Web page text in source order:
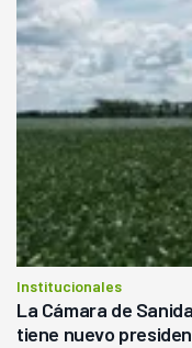
Institucionales
La Cámara de
tiene nuevo